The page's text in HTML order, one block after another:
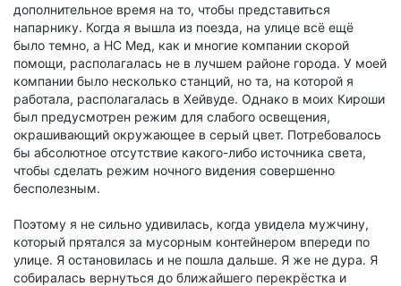
дополнительное время на то, чтобы представиться
напарнику. Когда я вышла из поезда, на улице всё ещё
было темно, а НС Мед, как и многие компании скорой
помощи, располагалась не в лучшем районе города. У моей
компании было несколько станций, но та, на которой я
работала, располагалась в Хейвуде. Однако в моих Кироши
был предусмотрен режим для слабого освещения,
окрашивающий окружающее в серый цвет. Потребовалось
бы абсолютное отсутствие какого-либо источника света,
чтобы сделать режим ночного видения совершенно
бесполезным.
Поэтому я не сильно удивилась, когда увидела мужчину,
который прятался за мусорным контейнером впереди по
улице. Я остановилась и не пошла дальше. Я же не дура. Я
собиралась вернуться до ближайшего перекрёстка и